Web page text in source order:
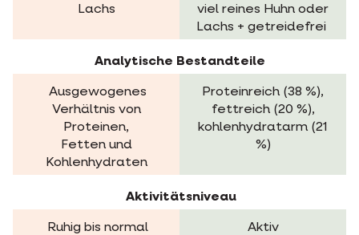
Lachs
viel reines Huhn oder
Lachs + getreidefrei
Analytische Bestandteile
Ausgewogenes
Verhältnis von
Proteinen,
Fetten und
Kohlenhydraten
Proteinreich (38 %),
fettreich (20 %),
kohlenhydratarm (21
%)
Aktivitätsniveau
Ruhig bis normal Aktiv